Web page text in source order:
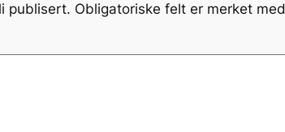
publisert. Obligatoriske felt er merket med